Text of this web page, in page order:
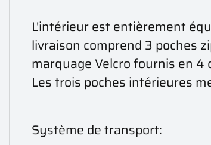
L'intérieur est entièrement
livraison comprend 3 poches
marquage Velcro fournis en 4
Les trois poches intérieures
Système de transport: